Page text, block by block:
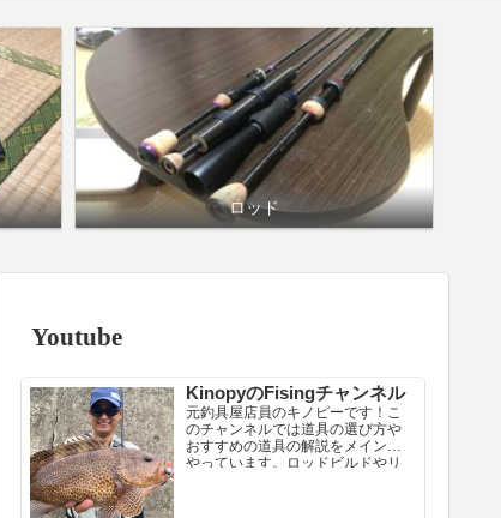
ロッド
Youtube
KinopyのFisingチャンネル
元釣具屋店員のキノピーです！こ
のチャンネルでは道具の選び方や
おすすめの道具の解説をメインで
やっています。ロッドビルドやリ